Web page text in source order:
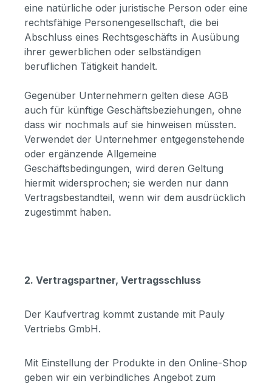
eine natürliche oder juristische Person oder eine
rechtsfähige Personengesellschaft, die bei
Abschluss eines Rechtsgeschäfts in Ausübung
ihrer gewerblichen oder selbständigen
beruflichen Tätigkeit handelt.
Gegenüber Unternehmern gelten diese AGB
auch für künftige Geschäftsbeziehungen, ohne
dass wir nochmals auf sie hinweisen müssten.
Verwendet der Unternehmer entgegenstehende
oder ergänzende Allgemeine
Geschäftsbedingungen, wird deren Geltung
hiermit widersprochen; sie werden nur dann
Vertragsbestandteil, wenn wir dem ausdrücklich
zugestimmt haben.
2. Vertragspartner, Vertragsschluss
Der Kaufvertrag kommt zustande mit Pauly
Vertriebs GmbH.
Mit Einstellung der Produkte in den Online-Shop
geben wir ein verbindliches Angebot zum